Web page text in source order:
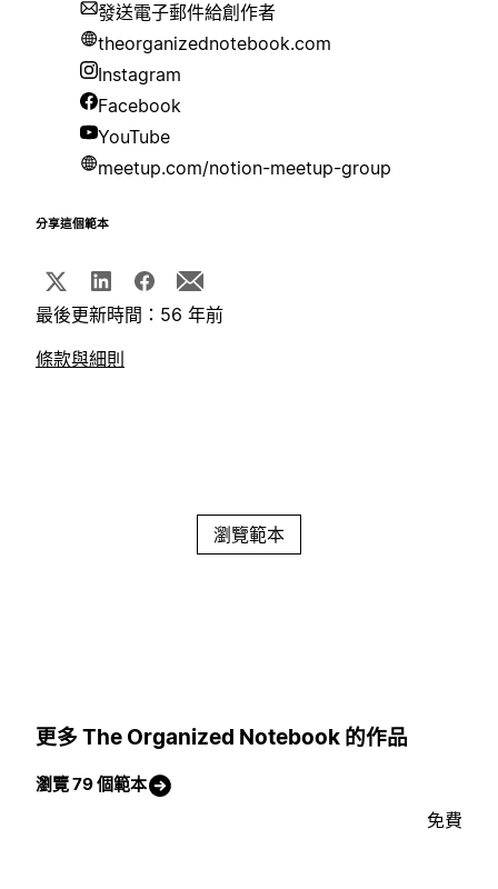
發送電子郵件給創作者
theorganizednotebook.com
Instagram
Facebook
YouTube
meetup.com/notion-meetup-group
分享這個範本
最後更新時間：56 年前
條款與細則
瀏覽範本
更多 The Organized Notebook 的作品
瀏覽 79 個範本
免費